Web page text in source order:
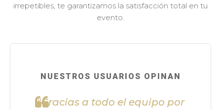
irrepetibles, te garantizamos la satisfacción total en tu
evento.
NUESTROS USUARIOS OPINAN
"Gracias a todo el equipo por